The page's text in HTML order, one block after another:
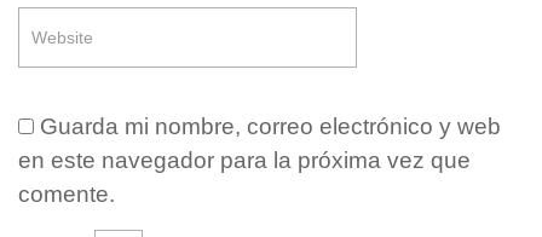
Guarda mi nombre, correo electrónico y web
en este navegador para la próxima vez que
comente.